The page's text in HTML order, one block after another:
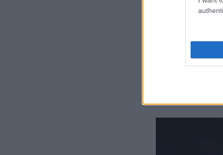
χρειάζομαι.
το κάνουμε.
δεν λείπουν